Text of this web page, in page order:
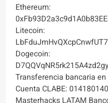
Ethereum:
Litecoin:
Dogecoin:
Transferencia bancaria
Cuenta CLABE: